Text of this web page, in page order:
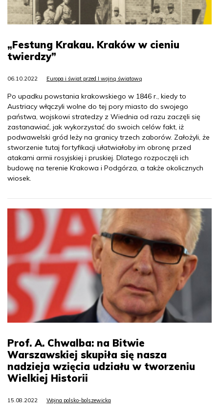
„Festung Krakau. Kraków w cieniu
twierdzy”
06.10.2022 Europa i świat przed I wojną światową
Po upadku powstania krakowskiego w 1846 r., kiedy to
Austriacy włączyli wolne do tej pory miasto do swojego
państwa, wojskowi stratedzy z Wiednia od razu zaczęli się
zastanawiać, jak wykorzystać do swoich celów fakt, iż
podwawelski gród leży na granicy trzech zaborów. Założyli, że
stworzenie tutaj fortyfikacji ułatwiałoby im obronę przed
atakami armii rosyjskiej i pruskiej. Dlatego rozpoczęli ich
budowę na terenie Krakowa i Podgórza, a także okolicznych
wiosek.
Prof. A. Chwalba: na Bitwie
Warszawskiej skupiła się nasza
nadzieja wzięcia udziału w tworzeniu
Wielkiej Historii
15.08.2022 Wojna polsko-bolszewicka